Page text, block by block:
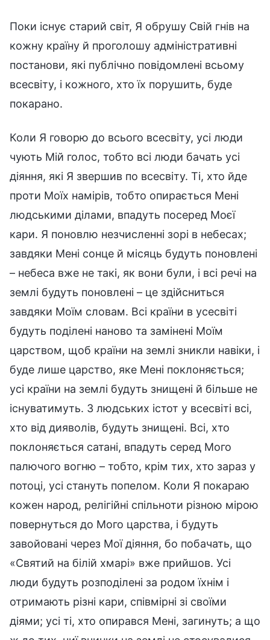
Поки існує старий світ, Я обрушу Свій гнів на
кожну країну й проголошу адміністративні
постанови, які публічно повідомлені всьому
всесвіту, і кожного, хто їх порушить, буде
покарано.
Коли Я говорю до всього всесвіту, усі люди
чують Мій голос, тобто всі люди бачать усі
діяння, які Я звершив по всесвіту. Ті, хто йде
проти Моїх намірів, тобто опирається Мені
людськими ділами, впадуть посеред Моєї
кари. Я поновлю незчисленні зорі в небесах;
завдяки Мені сонце й місяць будуть поновлені
– небеса вже не такі, як вони були, і всі речі на
землі будуть поновлені – це здійсниться
завдяки Моїм словам. Всі країни в усесвіті
будуть поділені наново та замінені Моїм
царством, щоб країни на землі зникли навіки, і
буде лише царство, яке Мені поклоняється;
усі країни на землі будуть знищені й більше не
існуватимуть. З людських істот у всесвіті всі,
хто від дияволів, будуть знищені. Всі, хто
поклоняється сатані, впадуть серед Мого
палючого вогню – тобто, крім тих, хто зараз у
потоці, усі стануть попелом. Коли Я покараю
кожен народ, релігійні спільноти різною мірою
повернуться до Мого царства, і будуть
завойовані через Мої діяння, бо побачать, що
«Святий на білій хмарі» вже прийшов. Усі
люди будуть розподілені за родом їхнім і
отримають різні кари, співмірні зі своїми
діями; усі ті, хто опирався Мені, загинуть; а що